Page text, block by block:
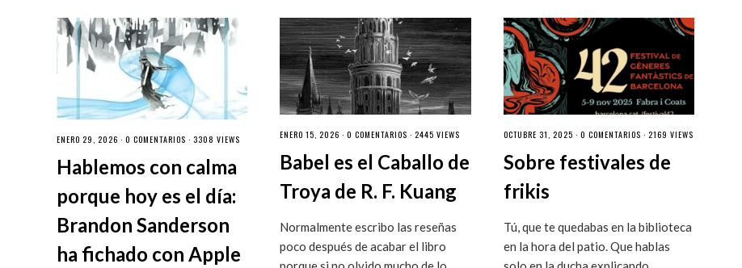
ENERO 29, 2026 · 0 COMENTARIOS · 3308 VIEWS
Hablemos con calma
porque hoy es el día:
Brandon Sanderson
ha fichado con Apple
ENERO 15, 2026 ·0 COMENTARIOS · 2445 VIEWS
Babel es el Caballo de
Troya de R. F. Kuang
Normalmente escribo las reseñas
poco después de acabar el libro
OCTUBRE 31, 2025 · 0 COMENTARIOS · 2169 VIEWS
Sobre festivales de
frikis
Tú, que te quedabas en la biblioteca
en la hora del patio. Que hablas